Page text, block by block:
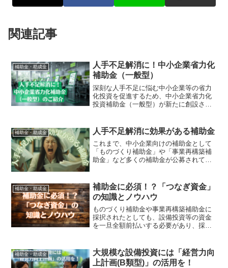
関連記事
補助金・助成金
人手不足解消に！中小企業省力化
補助金（一般型）
深刻な人手不足に悩む中小企業等の省力
化投資を促進するため、中小企業省力化
投資補助金（一般型）が新たに創設され
小企業等の省力化と設備投資を重点的に
支援し、生産性の向上と持...
補助金・助成金 人手不足解消に効果がある補助金
これまで、中小企業向けの補助金として
「ものづくり補助金」や「事業再構築補
助金」など多くの補助金が公募されてき
解消を主目的にした補助金はありません
でした。令和5年度補正予...
補助金・助成金
補助金に必須！？「つなぎ資金」
の知識とノウハウ
ものづくり補助金や事業再構築補助金に
採択されたとしても、設備投資等の資金
を一旦全額前払いする必要があり、採択
の多くが、「つなぎ資金」を借入するこ
とで、前払いに対応してい...
補助金・助成金
大規模な設備投資には「経営力向
上計画(B類型)」の活用を！